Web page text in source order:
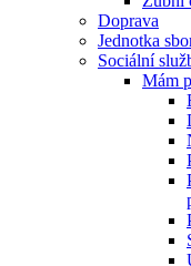
Doprava
Jednotka
Sociální
Mám